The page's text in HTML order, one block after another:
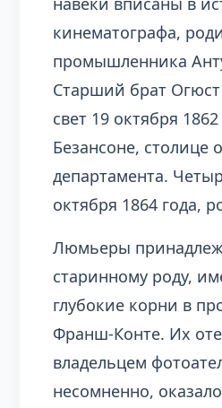
кинематографа,
промышленника
Старший брат
свет 19 октября
Безансоне, столице
департамента.
октября 1864 года,
Люмьеры
старинному роду,
глубокие корни в
Франш-Конте. Их
владельцем
несомненно,